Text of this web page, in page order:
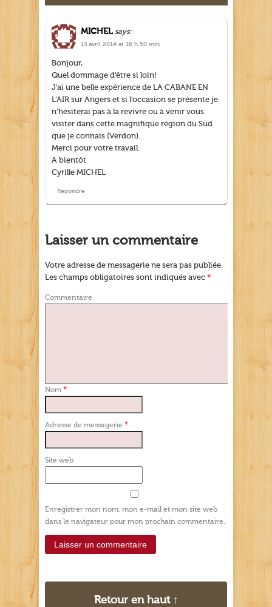
MICHEL says:
13 avril 2014 at 16 h 50 min
Bonjour,
Quel dommage d’être si loin!
J’ai une belle expérience de LA CABANE EN
L’AIR sur Angers et si l’occasion se présente je
n’hésiterai pas à la revivre ou à venir vous
visiter dans cette magnifique région du Sud
que je connais (Verdon).
Merci pour votre travail.
A bientôt
Cyrille MICHEL
Répondre
Laisser un commentaire
Votre adresse de messagerie ne sera pas publiée.
Les champs obligatoires sont indiqués avec *
Commentaire
Nom *
Adresse de messagerie *
Site web
Enregistrer mon nom, mon e-mail et mon site web
dans le navigateur pour mon prochain commentaire.
Retour en haut ↑